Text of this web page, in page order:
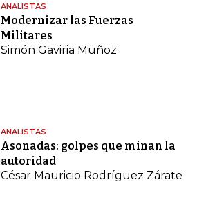
ANALISTAS
Modernizar las Fuerzas
Militares
Simón Gaviria Muñoz
ANALISTAS
Asonadas: golpes que minan la
autoridad
César Mauricio Rodríguez Zárate